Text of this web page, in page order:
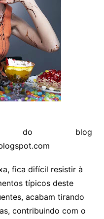
do blog
fica difícil resistir à
típicos deste
acabam tirando
contribuindo com o